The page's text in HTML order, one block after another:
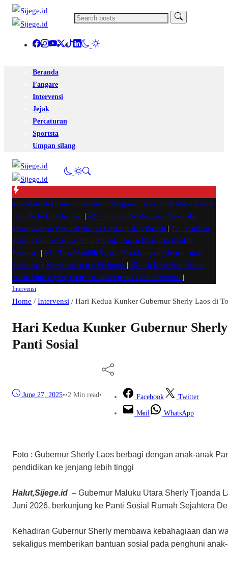
Beranda
Fangare
Intervensi
Jejak
Percaturan
Sportsta
Umpan silang
#1 - Masalah Utama Infrastruktur Pengisian Daya untuk Mobil Listrik
yang Perlu Diperhatikan
#2 - Tips Cerdas Mengatur Waktu dan
Meningkatkan Produktivitas saat Bekerja dari Rumah
#3 - Panduan
Belanja Online Cerdas: Pilih Produk dengan Bijak dan Hindari
Penipuan
#4 - Tips Memilih Sepatu Marathon yang Sesuai untuk
Menunjang Kenyamanan dan Performa
#5 - 10 Kesalahan Umum
dalam Fitness yang Harus Dihindari untuk Hasil Maksimal
Intervensi
Home / Intervensi / Hari Kedua Kunker Gubernur Sherly Laos di
Hari Kedua Kunker Gubernur
Panti Sosial
June 27, 2025••2 Min read• Facebook Twitter
Mail WhatsApp
Foto : Gubernur Sherly Laos berbagi dengan anak-anak
pendidikan ke jenjang lebih tinggi
Halut,Sijege.id – Gubernur Maluku Utara Sherly Tjoanda
Juni 2026, berkunjung ke Panti Sosial Rumah Sejahtera
Kehadiran Gubernur Sherly membawa kebahagiaan dan
sekaligus memberikan bantuan sosial pada penghuni